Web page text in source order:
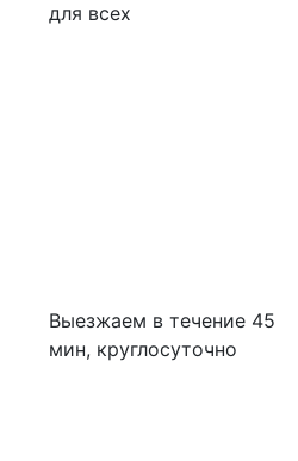
для всех
Выезжаем в течение 45
мин, круглосуточно